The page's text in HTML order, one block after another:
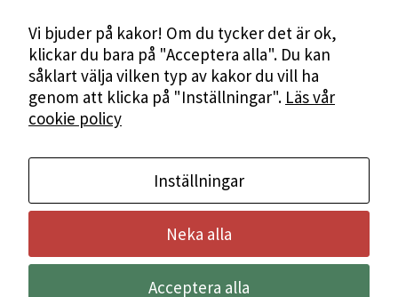
Markus Dahlberg
Tel: 0720-88 17 17
markus.dahlberg@skpf.se
Annonsering
Swartling & Bergström Media
Birger Jarlsgatan 110
Tel: 08-545 160 60
Bli medlem i SKPF
Vi bjuder på kakor! Om du tycker det är ok,
klickar du bara på "Acceptera alla". Du kan
såklart välja vilken typ av kakor du vill ha
genom att klicka på "Inställningar". Läs vår
cookie policy
Inställningar
Neka alla
Acceptera alla